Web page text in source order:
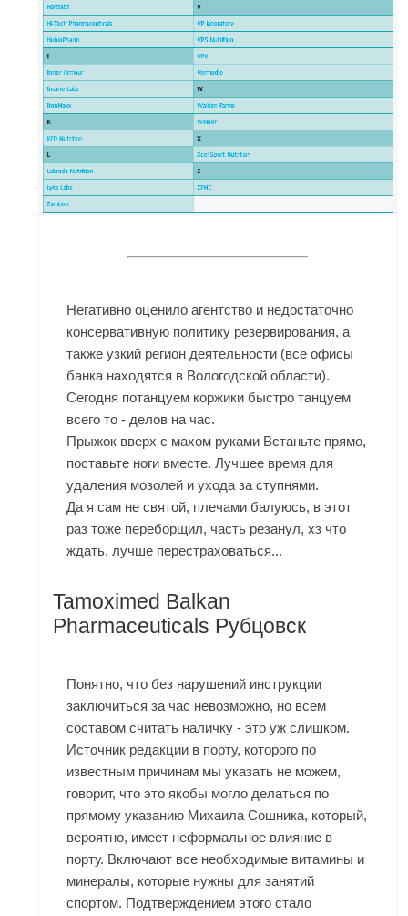
Негативно оценило агентство и недостаточно
консервативную политику резервирования, а
также узкий регион деятельности (все офисы
банка находятся в Вологодской области).
Сегодня потанцуем коржики быстро танцуем
всего то - делов на час.
Прыжок вверх с махом руками Встаньте прямо,
поставьте ноги вместе. Лучшее время для
удаления мозолей и ухода за ступнями.
Да я сам не святой, плечами балуюсь, в этот
раз тоже переборщил, часть резанул, хз что
ждать, лучше перестраховаться...
Tamoximed Balkan
Pharmaceuticals Рубцовск
Понятно, что без нарушений инструкции
заключиться за час невозможно, но всем
составом считать наличку - это уж слишком.
Источник редакции в порту, которого по
известным причинам мы указать не можем,
говорит, что это якобы могло делаться по
прямому указанию Михаила Сошника, который,
вероятно, имеет неформальное влияние в
порту. Включают все необходимые витамины и
минералы, которые нужны для занятий
спортом. Подтверждением этого стало